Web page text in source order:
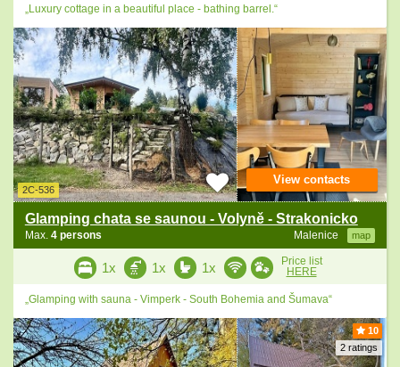
„Luxury cottage in a beautiful place - bathing barrel.“
2C-536
Glamping chata se saunou - Volyně - Strakonicko
Malenice map
Max. 4 persons
View contacts
1x 1x 1x
Price list
HERE
„Glamping with sauna - Vimperk - South Bohemia and Šumava“
10
2 ratings